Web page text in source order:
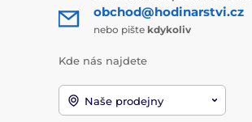
obchod@hodinarstvi.cz
nebo pište kdykoliv
Kde nás najdete
Naše prodejny